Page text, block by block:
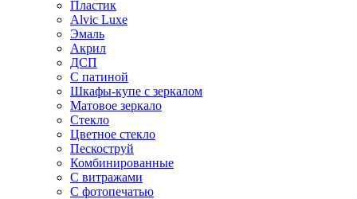
Пластик
Alvic Luxe
Эмаль
Акрил
ДСП
С патиной
Шкафы-купе с зеркалом
Матовое зеркало
Стекло
Цветное стекло
Пескоструй
Комбинированные
С витражами
С фотопечатью